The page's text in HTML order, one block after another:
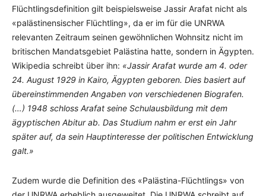
Flüchtlingsdefinition gilt beispielsweise Jassir Arafat nicht als
«palästinensischer Flüchtling», da er im für die UNRWA
relevanten Zeitraum seinen gewöhnlichen Wohnsitz nicht im
britischen Mandatsgebiet Palästina hatte, sondern in Ägypten.
Wikipedia schreibt über ihn: «Jassir Arafat wurde am 4. oder
24. August 1929 in Kairo, Ägypten geboren. Dies basiert auf
übereinstimmenden Angaben von verschiedenen Biografen.
(…) 1948 schloss Arafat seine Schulausbildung mit dem
ägyptischen Abitur ab. Das Studium nahm er erst ein Jahr
später auf, da sein Hauptinteresse der politischen Entwicklung
galt.»
Zudem wurde die Definition des «Palästina-Flüchtlings» von